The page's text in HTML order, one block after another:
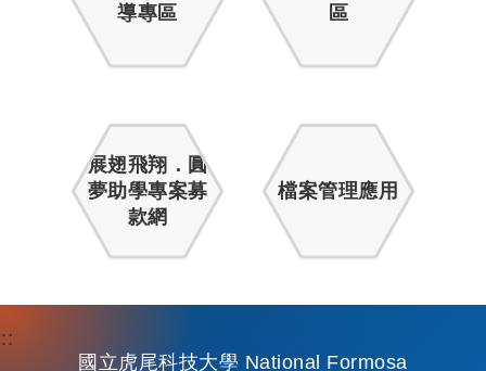
導專區
區
展翅飛翔．圓
夢助學專案募
款網
檔案管理應用
國立虎尾科技大學 National Formosa